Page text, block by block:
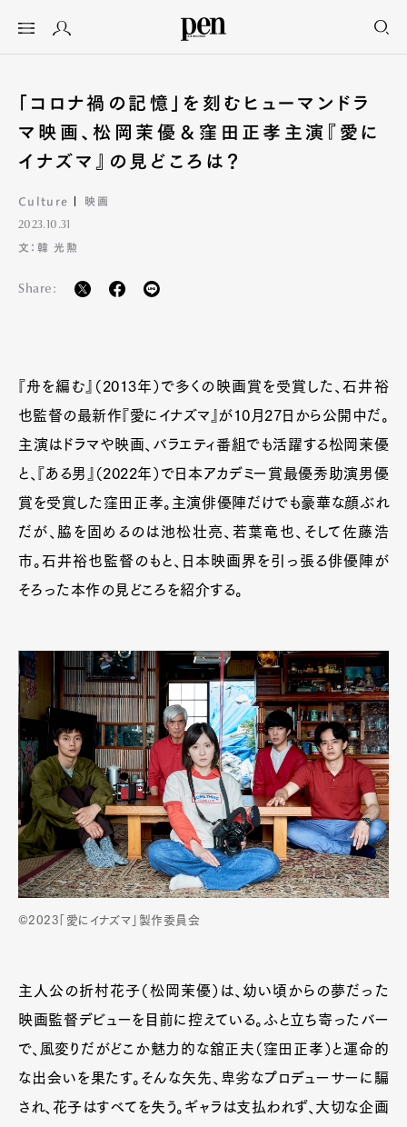
「コロナ禍の記憶」を刻むヒューマンドラ
マ映画、松岡茉優＆窪田正孝主演『愛に
イナズマ』の見どころは？
Culture 映画
2023.10.31
文：韓 光勲
Share:
『舟を編む』（2013年）で多くの映画賞を受賞した、石井裕
也監督の最新作『愛にイナズマ』が10月27日から公開中だ。
主演はドラマや映画、バラエティ番組でも活躍する松岡茉優
と、『ある男』（2022年）で日本アカデミー賞最優秀助演男優
賞を受賞した窪田正孝。主演俳優陣だけでも豪華な顔ぶれ
だが、脇を固めるのは池松壮亮、若葉竜也、そして佐藤浩
市。石井裕也監督のもと、日本映画界を引っ張る俳優陣が
そろった本作の見どころを紹介する。
©2023「愛にイナズマ」製作委員会
主人公の折村花子（松岡茉優）は、幼い頃からの夢だった
映画監督デビューを目前に控えている。ふと立ち寄ったバー
で、風変りだがどこか魅力的な舘正夫（窪田正孝）と運命的
な出会いを果たす。そんな矢先、卑劣なプロデューサーに騙
され、花子はすべてを失う。ギャラは支払われず、大切な企画